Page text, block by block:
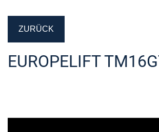
ZURÜCK
EUROPELIFT